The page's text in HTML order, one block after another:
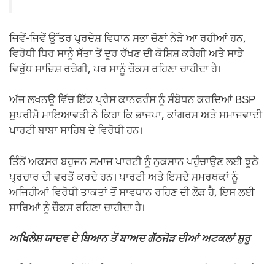
ਜਿਵੇਂ-ਜਿਵੇਂ ਉੱਤਰ ਪ੍ਰਦੇਸ਼ ਵਿਧਾਨ ਸਭਾ ਚੋਣਾਂ ਨੇੜੇ ਆ ਰਹੀਆਂ ਹਨ,
ਵਿਰੋਧੀ ਧਿਰ ਸਾਨੂੰ ਸੱਤਾ ਤੋਂ ਦੂਰ ਰੱਖਣ ਦੀ ਕੋਸ਼ਿਸ਼ ਕਰੇਗੀ ਅਤੇ ਸਾਡੇ
ਵਿਰੁੱਧ ਸਾਜ਼ਿਸ਼ ਰਚੇਗੀ, ਪਰ ਸਾਨੂੰ ਚੌਕਸ ਰਹਿਣਾ ਚਾਹੀਦਾ ਹੈ।
ਅੱਜ ਲਖਨਊ ਵਿੱਚ ਇੱਕ ਪ੍ਰੈਸ ਕਾਨਫਰੰਸ ਨੂੰ ਸੰਬੋਧਨ ਕਰਦਿਆਂ BSP
ਸੁਪਰੀਮੋ ਮਾਇਆਵਤੀ ਨੇ ਕਿਹਾ ਕਿ ਭਾਜਪਾ, ਕਾਂਗਰਸ ਅਤੇ ਸਮਾਜਵਾਦੀ
ਪਾਰਟੀ ਬਾਬਾ ਸਾਹਿਬ ਦੇ ਵਿਰੋਧੀ ਹਨ।
ਤਿੰਨੋਂ ਅਕਸਰ ਬਹੁਜਨ ਸਮਾਜ ਪਾਰਟੀ ਨੂੰ ਨੁਕਸਾਨ ਪਹੁੰਚਾਉਣ ਲਈ ਝੂਠੇ
ਪ੍ਰਚਾਰ ਦੀ ਵਰਤੋਂ ਕਰਦੇ ਹਨ। ਪਾਰਟੀ ਅਤੇ ਇਸਦੇ ਸਮਰਥਕਾਂ ਨੂੰ
ਅਜਿਹੀਆਂ ਵਿਰੋਧੀ ਤਾਕਤਾਂ ਤੋਂ ਸਾਵਧਾਨ ਰਹਿਣ ਦੀ ਲੋੜ ਹੈ, ਇਸ ਲਈ
ਸਾਰਿਆਂ ਨੂੰ ਚੌਕਸ ਰਹਿਣਾ ਚਾਹੀਦਾ ਹੈ।
ਅਖਿਲੇਸ਼ ਯਾਦਵ ਦੇ ਬਿਆਨ ਤੋਂ ਬਾਅਦ ਗੱਠਜੋੜ ਦੀਆਂ ਅਟਕਲਾਂ ਸ਼ੁਰੂ